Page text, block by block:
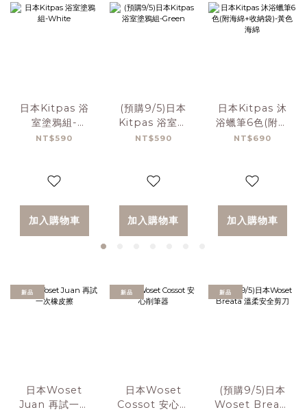
日本Kitpas 浴
室塗鴉組-
White
NT$590
加入購物車
(預購9/5)日本
Kitpas 浴室塗
鴉組-Green
NT$590
加入購物車
日本Kitpas 沐
浴蠟筆6色(附海
綿+收納袋)-黃色
NT$690
加入購物車
新品
日本Woset
Juan 再試一次
新品
日本Woset
Cossot 安心削
新品
(預購9/5)日本
Woset Breata